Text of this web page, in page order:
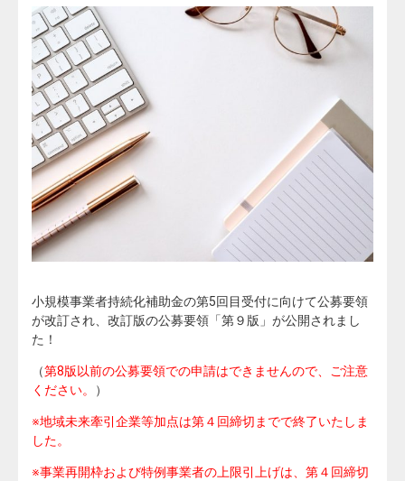
小規模事業者持続化補助金の第5回目受付に向けて公募要領
が改訂され、改訂版の公募要領「第９版」が公開されまし
た！
（第8版以前の公募要領での申請はできませんので、ご注意
ください。
）
※地域未来牽引企業等加点は第４回締切までで終了いたしま
した。
※事業再開枠および特例事業者の上限引上げは、第４回締切